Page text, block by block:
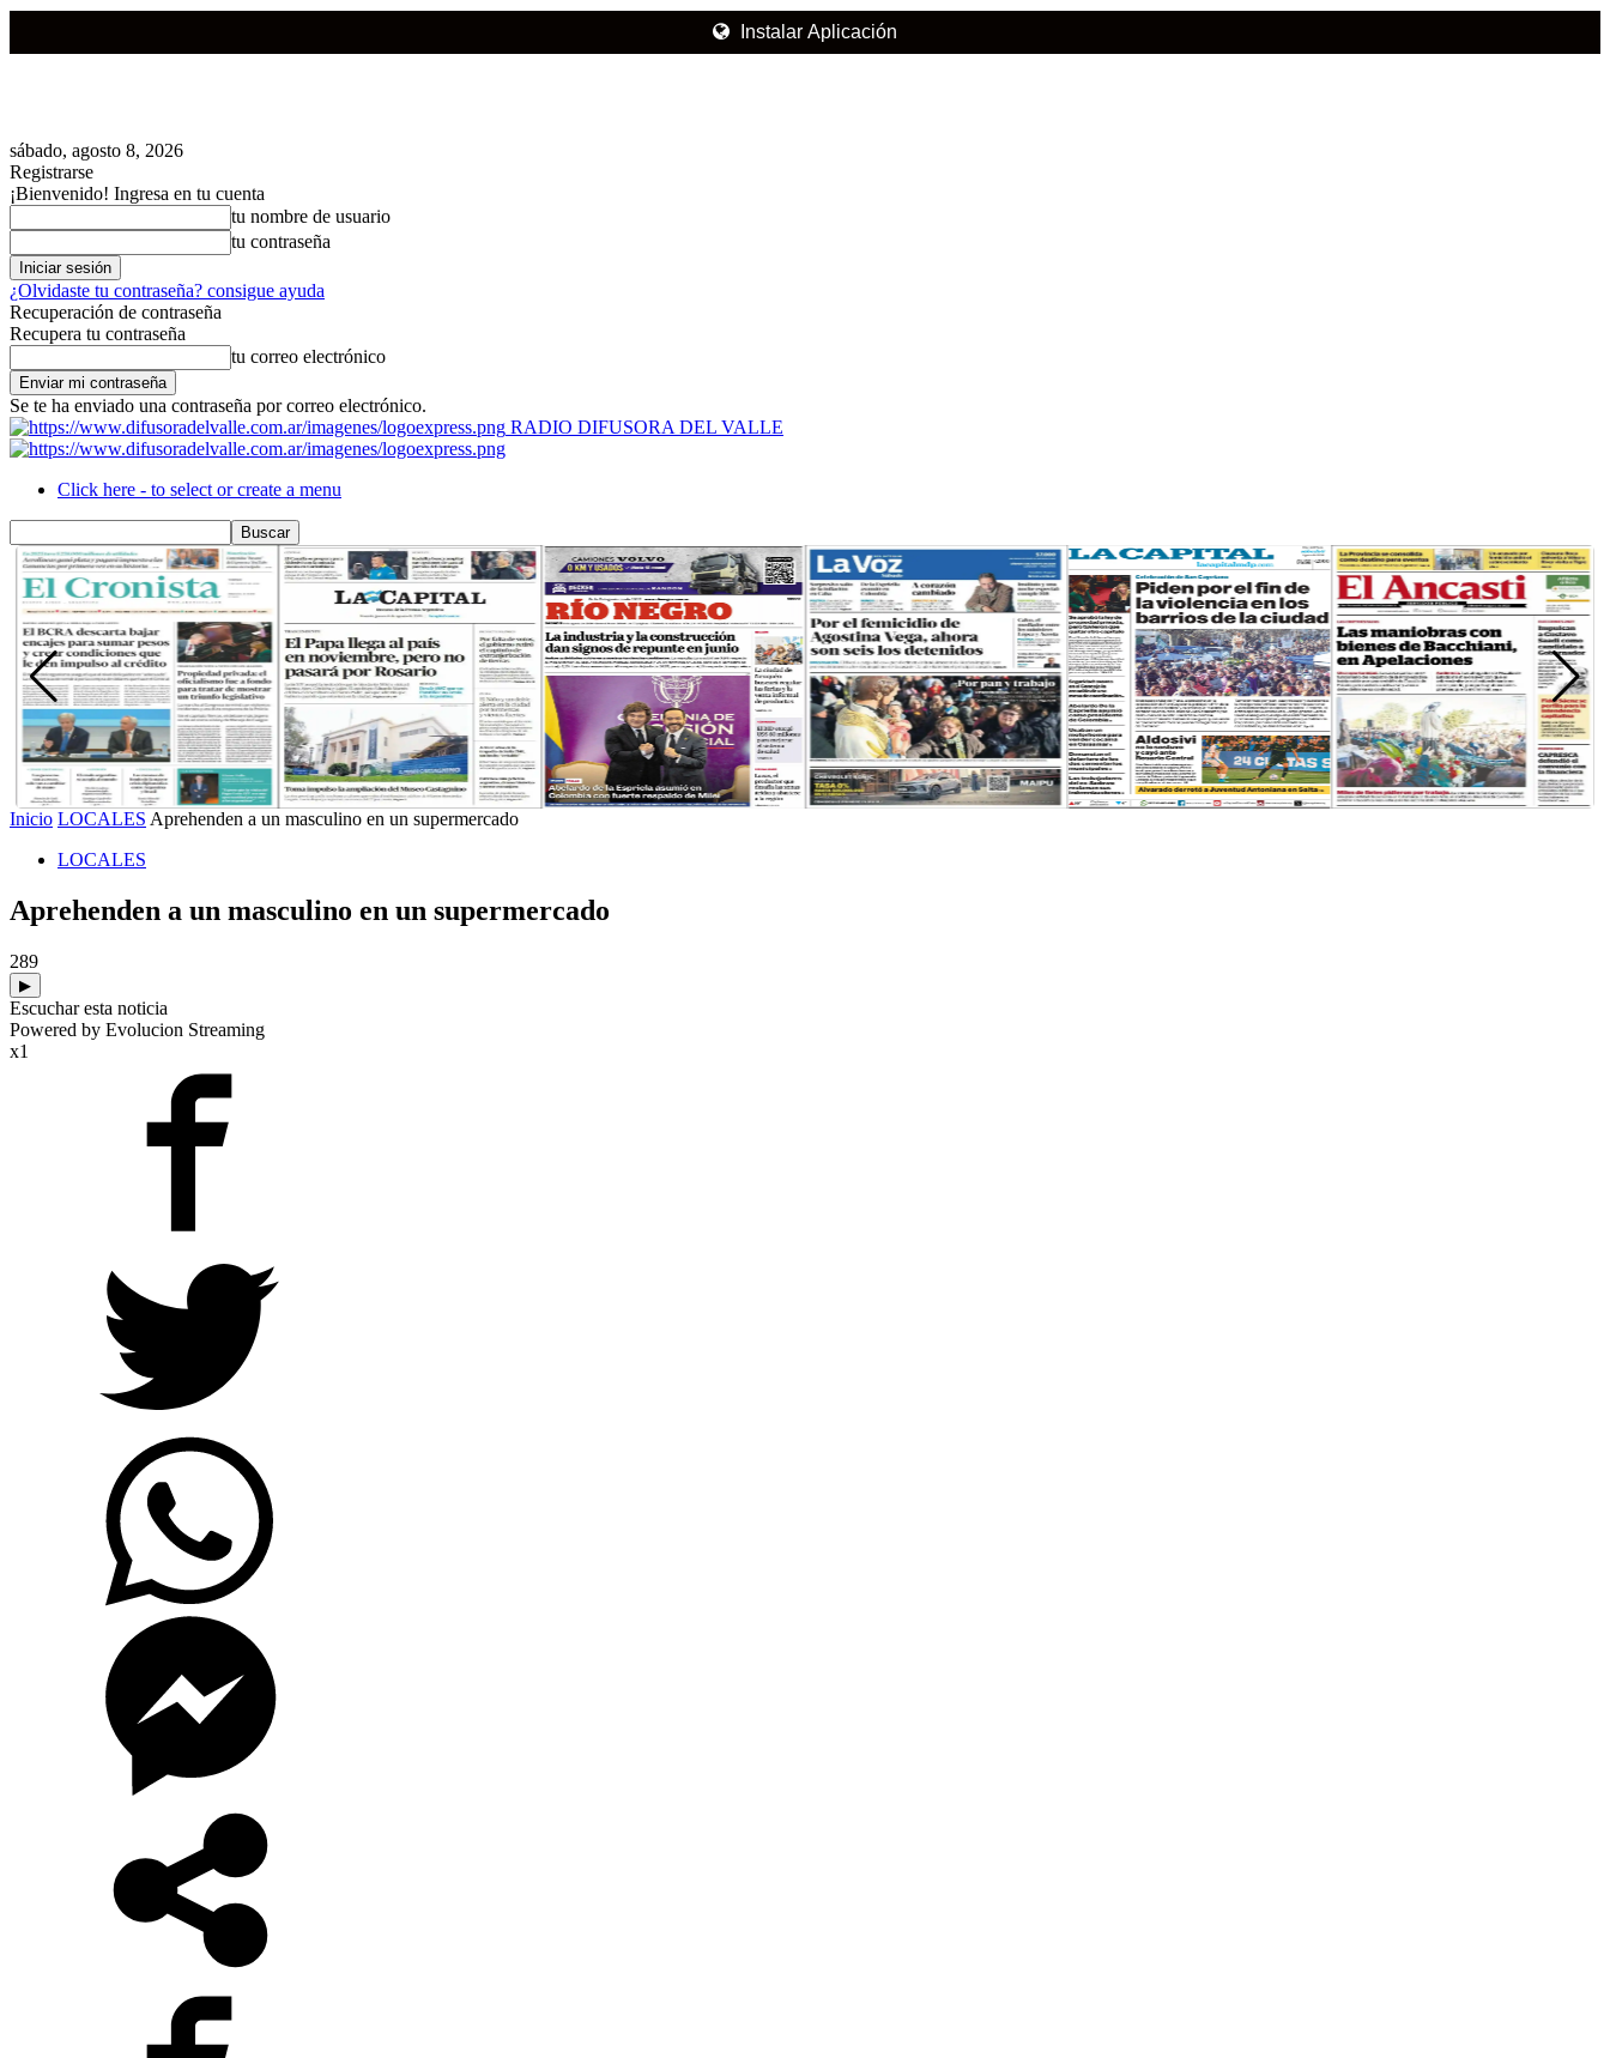
Instalar Aplicación
sábado, agosto 8, 2026
Registrarse
¡Bienvenido! Ingresa en tu cuenta
tu nombre de usuario
tu contraseña
¿Olvidaste tu contraseña? consigue ayuda
Recuperación de contraseña
Recupera tu contraseña
tu correo electrónico
Se te ha enviado una contraseña por correo electrónico.
RADIO DIFUSORA DEL VALLE
Click here - to select or create a menu
Inicio LOCALES Aprehenden a un masculino en un supermercado
LOCALES
Aprehenden a un masculino en un supermercado
289
▶
Escuchar esta noticia
Powered by Evolucion Streaming
x1